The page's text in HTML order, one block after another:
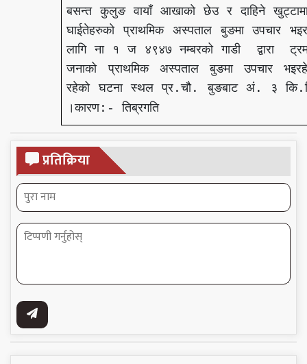
बसन्त कुलुङ वायाँ आखाको छेउ र दाहिने
घाईतेहरुको
प्राथमिक अस्पताल बुङमा उपचार
लागि ना १ ज ४९४७ नम्बरको गाडी द्वारा
जनाको
प्राथमिक अस्पताल बुङमा उपचार
रहेको
घटना स्थल प्र .चौ.बुङबाट अं. ३ कि.
।कारण:-तिब्रगति
प्रतिक्रिया